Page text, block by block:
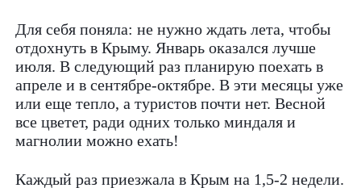
Для себя поняла: не нужно ждать лета, чтобы
отдохнуть в Крыму. Январь оказался лучше
июля. В следующий раз планирую поехать в
апреле и в сентябре-октябре. В эти месяцы уже
или еще тепло, а туристов почти нет. Весной
все цветет, ради одних только миндаля и
магнолии можно ехать!
Каждый раз приезжала в Крым на 1,5-2 недели.